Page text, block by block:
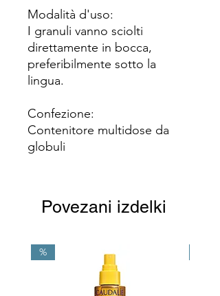
Modalità d'uso:
I granuli vanno sciolti
direttamente in bocca,
preferibilmente sotto la
lingua.
Confezione:
Contenitore multidose da
globuli
Povezani izdelki
%